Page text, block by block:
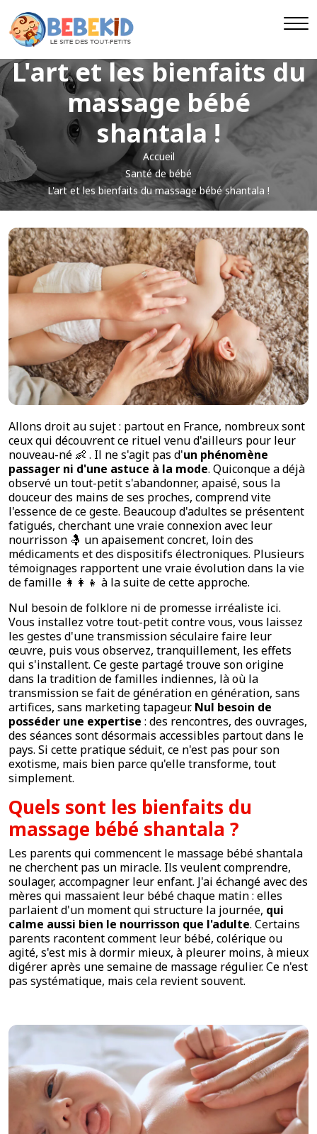
L'art et les bienfaits du
massage bébé
shantala !
Accueil
Santé de bébé
L'art et les bienfaits du massage bébé shantala !
Allons droit au sujet : partout en France, nombreux sont
ceux qui découvrent ce rituel venu d'ailleurs pour leur
nouveau-né 👶 . Il ne s'agit pas d'un phénomène
passager ni d'une astuce à la mode. Quiconque a déjà
observé un tout-petit s'abandonner, apaisé, sous la
douceur des mains de ses proches, comprend vite
l'essence de ce geste. Beaucoup d'adultes se présentent
fatigués, cherchant une vraie connexion avec leur
nourrisson 🤱 un apaisement concret, loin des
médicaments et des dispositifs électroniques. Plusieurs
témoignages rapportent une vraie évolution dans la vie
de famille 👩‍👩‍👧 à la suite de cette approche.
Nul besoin de folklore ni de promesse irréaliste ici.
Vous installez votre tout-petit contre vous, vous laissez
les gestes d'une transmission séculaire faire leur
œuvre, puis vous observez, tranquillement, les effets
qui s'installent. Ce geste partagé trouve son origine
dans la tradition de familles indiennes, là où la
transmission se fait de génération en génération, sans
artifices, sans marketing tapageur. Nul besoin de
posséder une expertise : des rencontres, des ouvrages,
des séances sont désormais accessibles partout dans le
pays. Si cette pratique séduit, ce n'est pas pour son
exotisme, mais bien parce qu'elle transforme, tout
simplement.
Quels sont les bienfaits du
massage bébé shantala ?
Les parents qui commencent le massage bébé shantala
ne cherchent pas un miracle. Ils veulent comprendre,
soulager, accompagner leur enfant. J'ai échangé avec des
mères qui massaient leur bébé chaque matin : elles
parlaient d'un moment qui structure la journée, qui
calme aussi bien le nourrisson que l'adulte. Certains
parents racontent comment leur bébé, colérique ou
agité, s'est mis à dormir mieux, à pleurer moins, à mieux
digérer après une semaine de massage régulier. Ce n'est
pas systématique, mais cela revient souvent.